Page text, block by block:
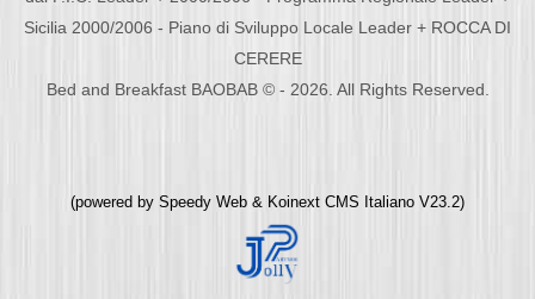
Sicilia 2000/2006 - Piano di Sviluppo Locale Leader + ROCCA DI
CERERE
Bed and Breakfast BAOBAB © - 2026. All Rights Reserved.
(powered by Speedy Web & Koinext CMS Italiano V23.2)